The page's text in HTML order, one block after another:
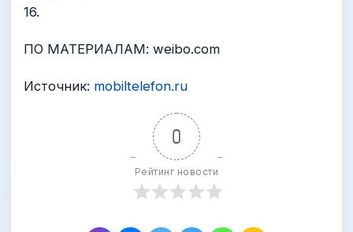
16.
ПО МАТЕРИАЛАМ: weibo.com
Источник: mobiltelefon.ru
0
Рейтинг новости